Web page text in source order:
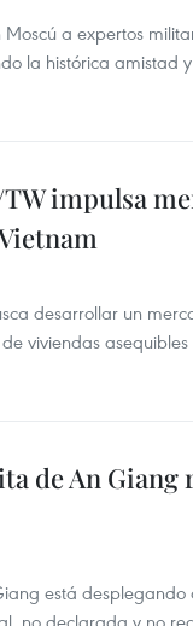
a expertos
la histórica amistad
TW impulsa
desarrollar un
viviendas
de An Giang
está
no declarada y no